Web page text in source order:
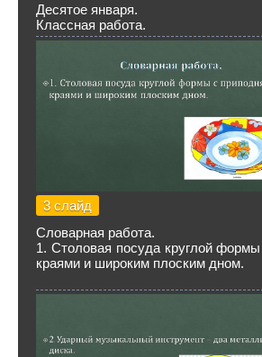
Десятое января.
Классная работа.
3 слайд
Словарная работа.
1. Столовая посуда круглой
краями и широким плоским дном.